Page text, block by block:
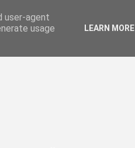
user-agent
usage
LEARN MORE